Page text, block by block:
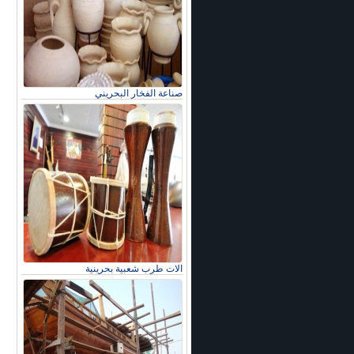
صناعة الفخار البحريني
الات طرب شعبية بحرينية